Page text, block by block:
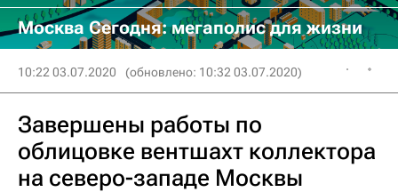
Москва Сегодня: мегаполис для жизни
10:22 03.07.2020 (обновлено: 10:32 03.07.2020)
Завершены работы по
облицовке вентшахт коллектора
на северо-западе Москвы